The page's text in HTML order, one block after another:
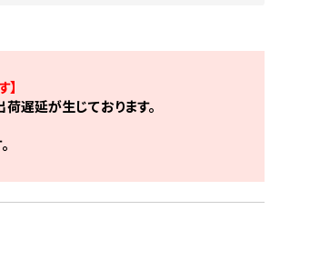
遅延が生じております。